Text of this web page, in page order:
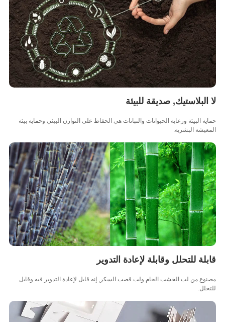
صديقة للبيئة
البيئة ورعاية الحيوانات والنباتات هي الحفاظ على التوازن البيئي وحماية بيئة
البشرية.
للتحلل وقابلة لإعادة التدوير
من لب الخشب الخام ولب قصب السكر, إنه قابل لإعادة التدوير فيه وقابل